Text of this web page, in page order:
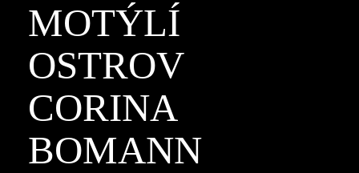
MOTÝLÍ
OSTROV
CORINA
BOMANN